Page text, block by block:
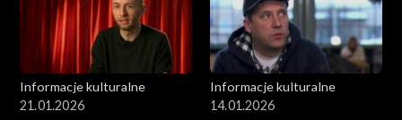
Informacje kulturalne
21.01.2026
Informacje kulturalne
14.01.2026